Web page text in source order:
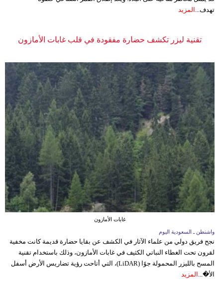
تهدف... المزيد
تقنية ليزر تكشف حضارة مفقودة في قلب غابات الأمازون
غابات الأمازون
واشنطن ـ السعودية اليوم
نجح فريق دولي من علماء الآثار في الكشف عن بقايا حضارة قديمة كانت مخفية
لقرون تحت الغطاء النباتي الكثيف في غابات الأمازون، وذلك باستخدام تقنية
المسح بالليزر المحمولة جوًا (LiDAR)، التي أتاحت رؤية تضاريس الأرض أسفل
الأ�... المزيد